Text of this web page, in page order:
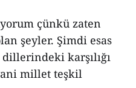
çünkü zaten
şeyler. Şimdi esas
karşılığı
millet teşkil